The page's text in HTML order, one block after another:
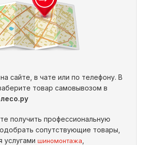
сайте, в чате или по телефону. В
товар самовывозом в
получить профессиональную
сопутствующие товары,
услугами шиномонтажа